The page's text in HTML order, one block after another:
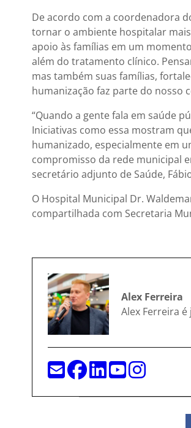
De acordo com a coordenadora
tornar o ambiente hospitalar
apoio às famílias em um
além do tratamento clínico.
mas também suas famílias,
humanização faz parte do nosso
“Quando a gente fala em saúde
Iniciativas como essa mostram
humanizado, especialmente em
compromisso da rede municipal
secretário adjunto de Saúde,
O Hospital Municipal Dr.
compartilhada com Secretaria
Alex Ferreira
Alex Ferreira